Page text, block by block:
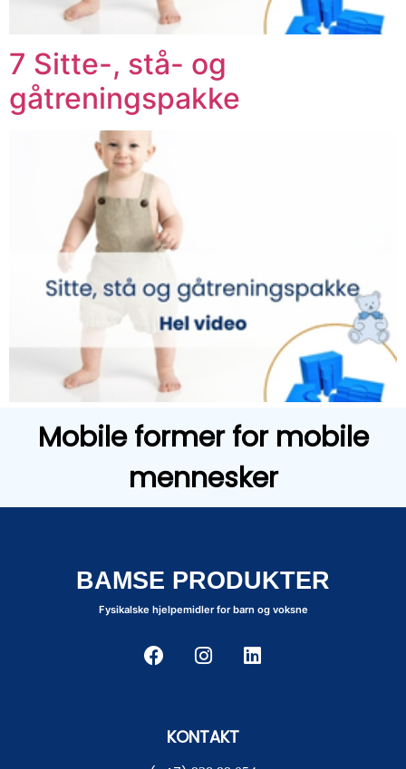
7 Sitte-, stå- og
gåtreningspakke
Mobile former for mobile
mennesker
BAMSE PRODUKTER
Fysikalske hjelpemidler for barn og voksne
KONTAKT